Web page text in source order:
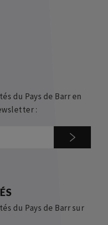
du Pays de Barr en
:
du Pays de Barr sur